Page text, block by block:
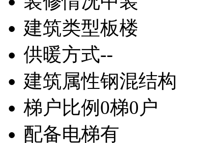
建筑类型板楼
供暖方式--
建筑属性钢混结构
梯户比例 0梯0户
配备电梯有